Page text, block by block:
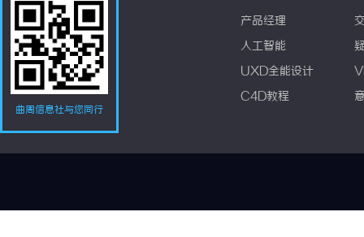
曲周信息社与您同行
产品经理
人工智能
UXD全能设计
C4D教程